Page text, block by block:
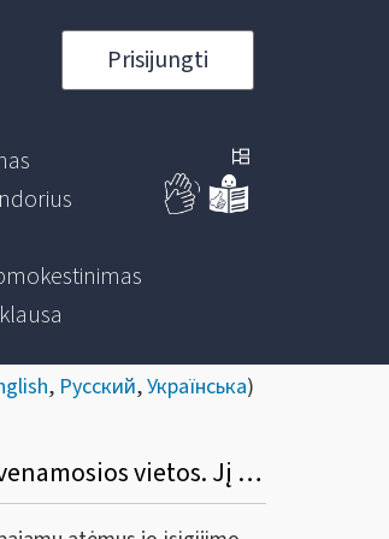
Prisijungti
, Русский,Українська)
2020 m. pardaviau butą, kurio neišlaikiau nuosavybėje 10 metų ir jame nebuvau deklaravęs savo gyvenamosios vietos. Jį pardaviau už 150 000 Eur. Įsigijau jį už 125 000 Eur. Ar vertinant mano 2020 m. gautas apmokestinamąsias pajamas bus įtraukta visa 150 000 Eur suma?